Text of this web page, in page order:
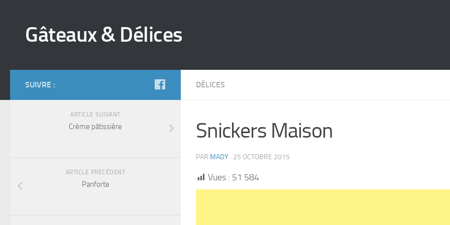
Gâteaux & Délices
DÉLICES
Snickers Maison
PAR MADY · 25 OCTOBRE 2015
Vues : 51 584
SUIVRE :
ARTICLE SUIVANT
Crème pâtissière
ARTICLE PRÉCÉDENT
Panforte